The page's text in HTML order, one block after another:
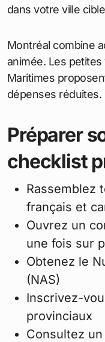
dans votre ville
Montréal combine
animée. Les
Maritimes
dépenses réduites.
Préparer
checklist
Rassemblez
français et
Ouvrez un
une fois sur
Obtenez le
(NAS)
Inscrivez-
provinciaux
Consultez